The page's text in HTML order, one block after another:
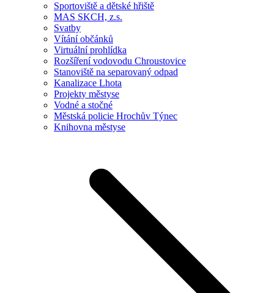
Sportoviště a dětské hřiště
MAS SKCH, z.s.
Svatby
Vítání občánků
Virtuální prohlídka
Rozšíření vodovodu Chroustovice
Stanoviště na separovaný odpad
Kanalizace Lhota
Projekty městyse
Vodné a stočné
Městská policie Hrochův Týnec
Knihovna městyse